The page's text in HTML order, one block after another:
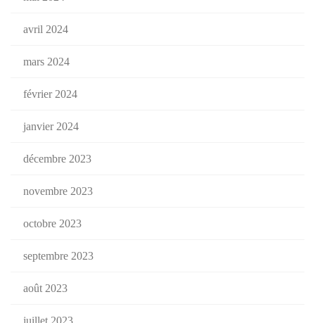
avril 2024
mars 2024
février 2024
janvier 2024
décembre 2023
novembre 2023
octobre 2023
septembre 2023
août 2023
juillet 2023